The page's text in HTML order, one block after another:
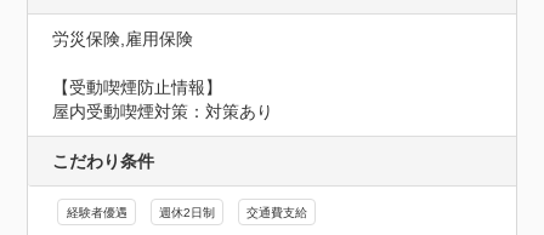
労災保険,雇用保険
【受動喫煙防止情報】
屋内受動喫煙対策：対策あり
こだわり条件
経験者優遇 週休2日制 交通費支給